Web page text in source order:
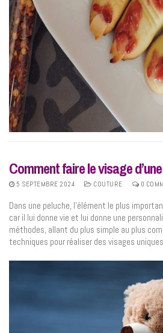
Comment faire le visage
5 SEPTEMBRE 2024 COUTURE 0
Dans une peluche, l’élément le plus
car il lui donne vie et lui donne une
méthodes, allant du plus simple au plus
techniques pour réaliser des visages